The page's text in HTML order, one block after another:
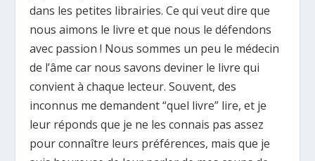
dans les petites librairies. Ce qui veut dire que
nous aimons le livre et que nous le défendons
avec passion ! Nous sommes un peu le médecin
de l’âme car nous savons deviner le livre qui
convient à chaque lecteur. Souvent, des
inconnus me demandent “quel livre” lire, et je
leur réponds que je ne les connais pas assez
pour connaître leurs préférences, mais que je